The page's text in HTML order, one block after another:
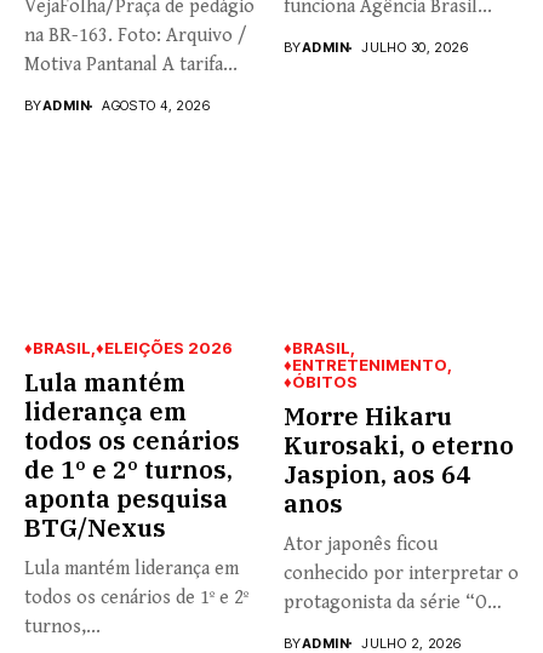
VejaFolha/Praça de pedágio
na BR-163. Foto: Arquivo /
Motiva Pantanal A tarifa...
BYADMIN AGOSTO 4, 2026
funciona Agência Brasil...
BYADMIN JULHO 30, 2026
♦BRASIL ♦ELEIÇÕES 2026
Lula mantém
liderança em
todos os cenários
de 1º e 2º turnos,
aponta pesquisa
BTG/Nexus
Lula mantém liderança em
todos os cenários de 1º e 2º
turnos,...
♦BRASIL
♦ENTRETENIMENTO
♦ÓBITOS
Morre Hikaru
Kurosaki, o eterno
Jaspion, aos 64
anos
Ator japonês ficou
conhecido por interpretar o
protagonista da série “O
BYADMIN JULHO 2, 2026